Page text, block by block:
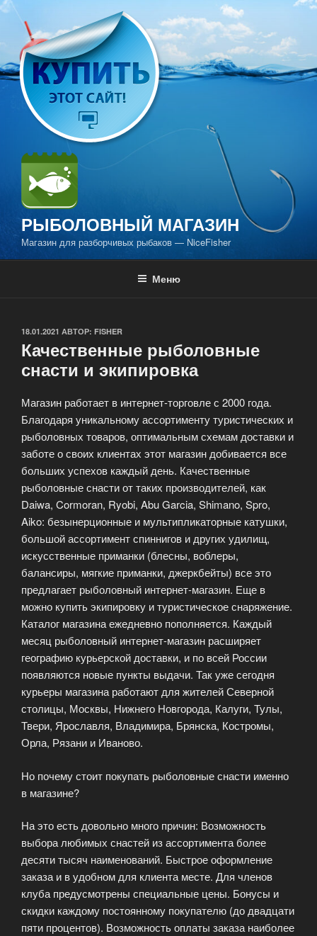
Перейти
содержимому
РЫБОЛОВНЫЙ МАГАЗИН
Магазин для разборчивых рыбаков — NiceFisher
Меню
ОПУБЛИКОВАНО
18.01.2021 АВТОР: FISHER
Качественные рыболовные
снасти и экипировка
Магазин работает в интернет-торговле с 2000 года.
Благодаря уникальному ассортименту туристических и
рыболовных товаров, оптимальным схемам доставки и
заботе о своих клиентах этот магазин добивается все
больших успехов каждый день. Качественные
рыболовные снасти от таких производителей, как
Daiwa, Cormoran, Ryobi, Abu Garcia, Shimano, Spro,
Aiko: безынерционные и мультипликаторные катушки,
большой ассортимент спиннигов и других удилищ,
искусственные приманки (блесны, воблеры,
балансиры, мягкие приманки, джеркбейты) все это
предлагает рыболовный интернет-магазин. Еще в
можно купить экипировку и туристическое снаряжение.
Каталог магазина ежедневно пополняется. Каждый
месяц рыболовный интернет-магазин расширяет
географию курьерской доставки, и по всей России
появляются новые пункты выдачи. Так уже сегодня
курьеры магазина работают для жителей Северной
столицы, Москвы, Нижнего Новгорода, Калуги, Тулы,
Твери, Ярославля, Владимира, Брянска, Костромы,
Орла, Рязани и Иваново.
Но почему стоит покупать рыболовные снасти именно
в магазине?
На это есть довольно много причин: Возможность
выбора любимых снастей из ассортимента более
десяти тысяч наименований. Быстрое оформление
заказа и в удобном для клиента месте. Для членов
клуба предусмотрены специальные цены. Бонусы и
скидки каждому постоянному покупателю (до двадцати
пяти процентов). Возможность оплаты заказа наиболее